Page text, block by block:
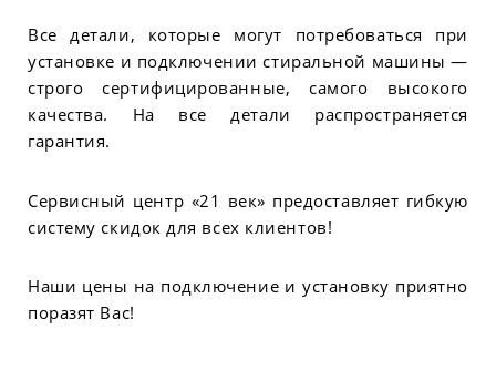
Все детали, которые могут потребоваться при
установке и подключении стиральной машины —
строго сертифицированные, самого высокого
качества. На все детали распространяется
гарантия.
Сервисный центр «21 век» предоставляет гибкую
систему скидок для всех клиентов!
Наши цены на подключение и установку приятно
поразят Вас!